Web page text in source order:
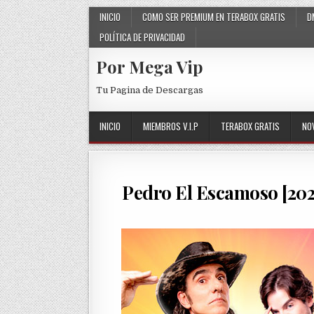
Skip to content INICIO COMO SER PREMIUM EN TERABOX GRATIS
POLÍTICA DE PRIVACIDAD
Por Mega Vip
Tu Pagina de Descargas
INICIO MIEMBROS V.I.P TERABOX GRATIS
Pedro El Escamoso